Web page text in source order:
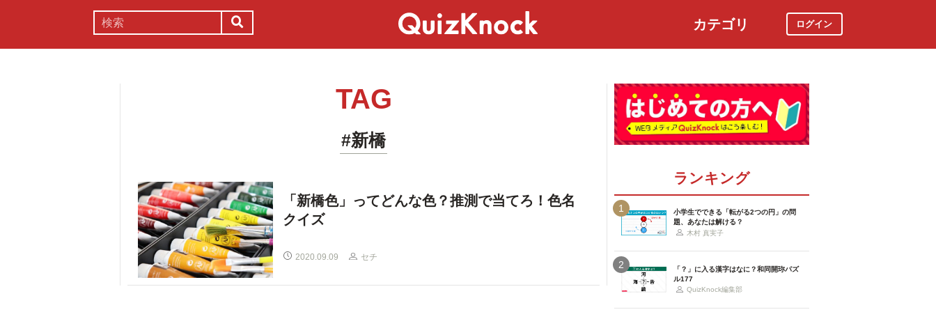
カテゴリ ログイン
TAG
#新橋
「新橋色」ってどんな色？推測で当てろ！色名
クイズ
2020.09.09 セチ
ランキング
1
小学生でできる「転がる2つの円」の問
題、あなたは解ける？
木村 真実子
2
「？」に入る漢字はなに？和同開珎パズ
ル177
QuizKnock編集部